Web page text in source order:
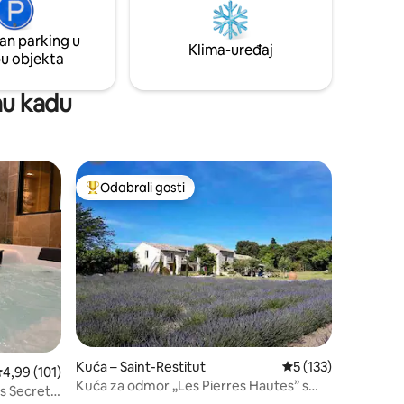
parking u
objekta
Klima-uređaj
kadu
„Odabrali gosti”
ocjena: 4,99/5, recenzija: 101
4,99 (101)
Secrets
Među najviše rangiranima s oznakom „Odabrali gosti”
Odabrali gosti
Kuća – Saint-Restitut Prosječna ocjena:
5 (133)
Kuća za odmor „Les Pierres Hautes” s